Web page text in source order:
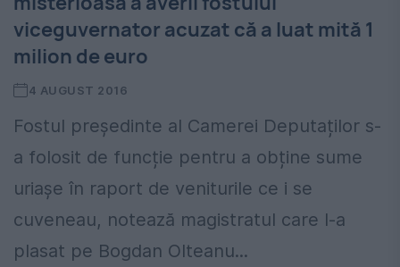
viceguvernator acuzat că a luat mită 1
milion de euro
4 AUGUST 2016
Fostul președinte al Camerei Deputaților s-
a folosit de funcție pentru a obține sume
uriașe în raport de veniturile ce i se
cuveneau, notează magistratul care l-a
plasat pe Bogdan Olteanu...